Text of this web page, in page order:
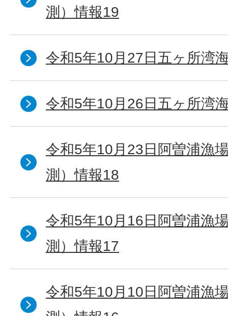
測）情報19
令和5年10月27日五ヶ所湾
令和5年10月26日五ヶ所湾
令和5年10月23日阿曽浦漁
測）情報18
令和5年10月16日阿曽浦漁
測）情報17
令和5年10月10日阿曽浦漁